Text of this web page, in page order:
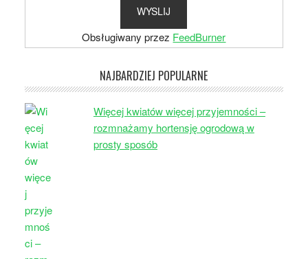
Obsługiwany przez FeedBurner
NAJBARDZIEJ POPULARNE
Więcej kwiatów więcej przyjemności –
rozmnażamy hortensję ogrodową w
prosty sposób